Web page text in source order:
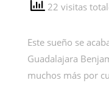
22 visitas
Este sueño se
Guadalajara
muchos más por